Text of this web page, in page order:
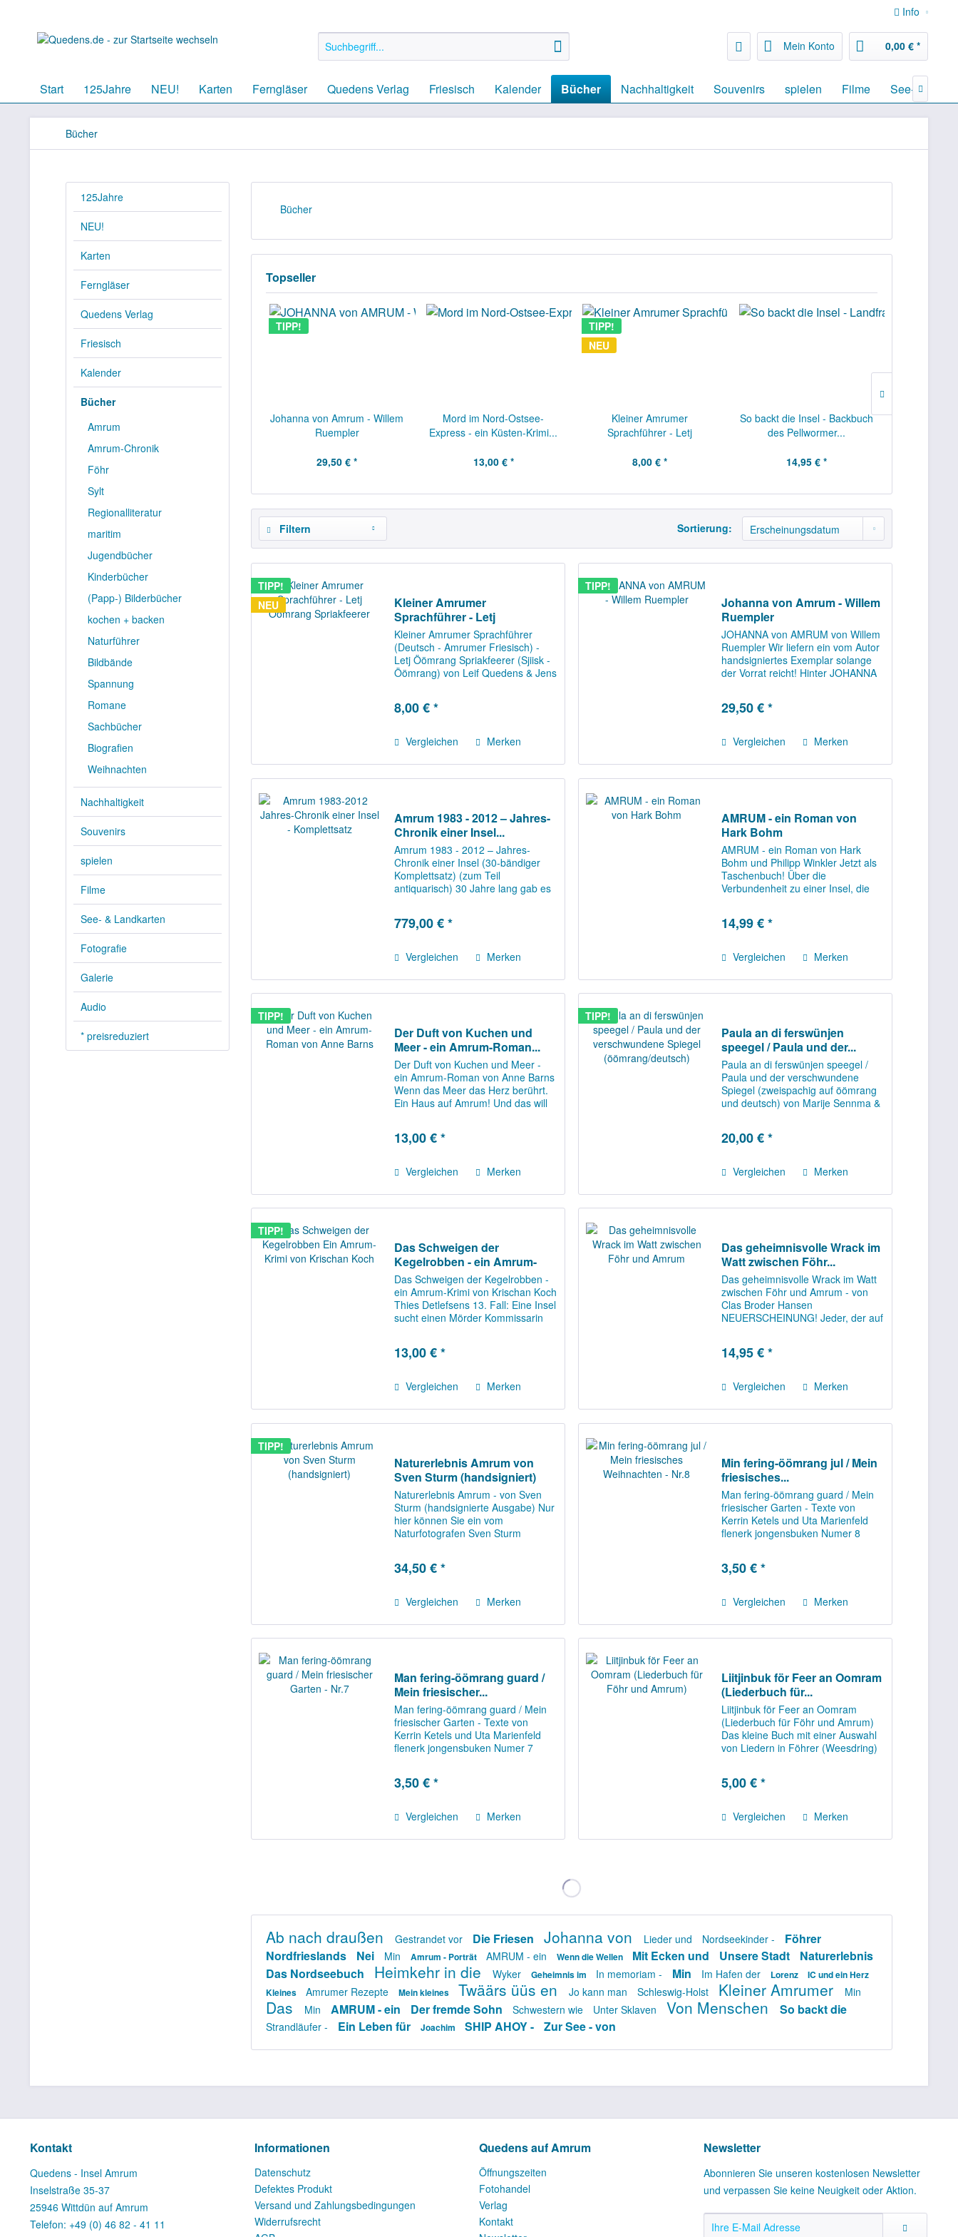
Info
Mein Konto 0,00 € *
Start 125Jahre NEU! Karten Ferngläser Quedens Verlag Friesisch Kalender Bücher Nachhaltigkeit Souvenirs spielen Filme See- &

Bücher
125Jahre
NEU!
Karten
Ferngläser
Quedens Verlag
Friesisch
Kalender
Bücher
Amrum
Amrum-Chronik
Föhr
Sylt
Regionalliteratur
maritim
Jugendbücher
Kinderbücher
(Papp-) Bilderbücher
kochen + backen
Naturführer
Bildbände
Spannung
Romane
Sachbücher
Biografien
Weihnachten
Nachhaltigkeit
Souvenirs
spielen
Filme
See- & Landkarten
Fotografie
Galerie
Audio
* preisreduziert
Bücher
Topseller
TIPP!
Johanna von Amrum - Willem
Ruempler
29,50 € *
Mord im Nord-Ostsee-
Express - ein Küsten-Krimi...
13,00 € *
TIPP!
NEU
Kleiner Amrumer
Sprachführer - Letj
8,00 € *
So backt die Insel - Backbuch
des Pellwormer...
14,95 € *
Filtern Sortierung:
TIPP!
NEU
Kleiner Amrumer
Sprachführer - Letj
Öömrang...
Kleiner Amrumer Sprachführer
(Deutsch - Amrumer Friesisch) -
Letj Öömrang Spriakfeerer (Sjiisk -
Öömrang) von Leif Quedens & Jens
in jede Hosentasche und hilft Dir
8,00 € *
Vergleichen Merken
TIPP!
Johanna von Amrum - Willem
Ruempler
JOHANNA von AMRUM von Willem
Ruempler Wir liefern ein vom Autor
handsigniertes Exemplar solange
der Vorrat reicht! Hinter JOHANNA
sondern dazwischen
29,50 € *
Vergleichen Merken
Amrum 1983 - 2012 – Jahres-
Chronik einer Insel...
Amrum 1983 - 2012 – Jahres-
Chronik einer Insel (30-bändiger
Komplettsatz) (zum Teil
antiquarisch) 30 Jahre lang gab es
Quedens, zum Teil mit Hilfe von
779,00 € *
Vergleichen Merken
AMRUM - ein Roman von
Hark Bohm
AMRUM - ein Roman von Hark
Bohm und Philipp Winkler Jetzt als
Taschenbuch! Über die
Verbundenheit zu einer Insel, die
endlosen Watt ist Nanning zu
ist...
14,99 € *
Vergleichen Merken
TIPP!
Der Duft von Kuchen und
Meer - ein Amrum-Roman...
Der Duft von Kuchen und Meer -
ein Amrum-Roman von Anne Barns
Wenn das Meer das Herz berührt.
Ein Haus auf Amrum! Und das will
Lebensgefährte vor vier Jahren
13,00 € *
Vergleichen Merken
TIPP!
Paula an di ferswünjen
speegel / Paula und der...
Paula an di ferswünjen speegel /
Paula und der verschwundene
Spiegel (zweispachig auf öömrang
und deutsch) von Marije Sennma &
fertjungelt hat di gulen speegel faan
20,00 € *
Vergleichen Merken
TIPP!
Das Schweigen der
Kegelrobben - ein Amrum-
Krimi...
Das Schweigen der Kegelrobben -
ein Amrum-Krimi von Krischan Koch
Thies Detlefsens 13. Fall: Eine Insel
sucht einen Mörder Kommissarin
früheren Jugendgruppe auf Amrum
13,00 € *
Vergleichen Merken
Das geheimnisvolle Wrack im
Watt zwischen Föhr...
Das geheimnisvolle Wrack im Watt
zwischen Föhr und Amrum - von
Clas Broder Hansen
NEUERSCHEINUNG! Jeder, der auf
ist, hat es gesehen: das
das...
14,95 € *
Vergleichen Merken
TIPP!
Naturerlebnis Amrum von
Sven Sturm (handsigniert)
Naturerlebnis Amrum - von Sven
Sturm (handsignierte Ausgabe) Nur
hier können Sie ein vom
Naturfotografen Sven Sturm
Norden Deutschlands Das
34,50 € *
Vergleichen Merken
Min fering-öömrang jul / Mein
friesisches...
Man fering-öömrang guard / Mein
friesischer Garten - Texte von
Kerrin Ketels und Uta Marienfeld
flenerk jongensbuken Numer 8
at en mase tu belewin. Liar mä...
3,50 € *
Vergleichen Merken
Man fering-öömrang guard /
Mein friesischer...
Man fering-öömrang guard / Mein
friesischer Garten - Texte von
Kerrin Ketels und Uta Marienfeld
flenerk jongensbuken Numer 7
bleut diar? Liar mä detheer buk a...
3,50 € *
Vergleichen Merken
Liitjinbuk för Feer an Oomram
(Liederbuch für...
Liitjinbuk för Feer an Oomram
(Liederbuch für Föhr und Amrum)
Das kleine Buch mit einer Auswahl
von Liedern in Föhrer (Weesdring)
lieferbar. Die Schreibweise wurde in
5,00 € *
Vergleichen Merken
Ab nach draußen Gestrandet vor Die Friesen Johanna von Lieder und Nordseekinder -
Föhrer
Nordfrieslands
Nei Min Amrum - Porträt AMRUM - ein Wenn die Wellen Mit Ecken und Unsere Stadt
Naturerlebnis
Das Nordseebuch
Heimkehr in die Wyker Geheimnis im In memoriam - Min Im Hafen der Lorenz
IC und ein Herz
Kleines
Amrumer Rezepte Mein kleines Twäärs üüs en Jo kann man Schleswig-Holst Kleiner Amrumer Min
Das Min AMRUM - ein Der fremde Sohn Schwestern wie Unter Sklaven Von Menschen So backt die
Strandläufer - Ein Leben für Joachim SHIP AHOY - Zur See - von
Kontakt
Quedens - Insel Amrum
Inselstraße 35-37
25946 Wittdün auf Amrum
Telefon: +49 (0) 46 82 - 41 11
Informationen
Datenschutz
Defektes Produkt
Versand und Zahlungsbedingungen
Widerrufsrecht
Quedens auf Amrum
Öffnungszeiten
Fotohandel
Verlag
Kontakt
Newsletter
Abonnieren Sie unseren kostenlosen Newsletter
und verpassen Sie keine Neuigkeit oder Aktion.